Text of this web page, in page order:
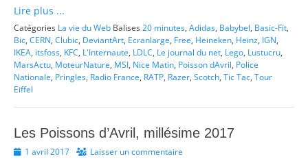
Lire plus ...
Catégories La vie du Web Balises20 minutes, Adidas, Babybel, Basic-Fit,
Bic, CERN, Clubic, DeviantArt, Ecranlarge, Free, Heineken, Heinz, IGN,
IKEA, itsfoss, KFC, L'Internaute, LDLC, Le journal du net, Lego, Lustucru,
MarsActu, MoteurNature, MSI, Nice Matin, Poisson dAvril, Police
Nationale, Pringles, Radio France, RATP, Razer, Scotch, Tic Tac, Tour
Eiffel
Les Poissons d’Avril, millésime 2017
Posted1 avril 2017 Laisser un commentaire